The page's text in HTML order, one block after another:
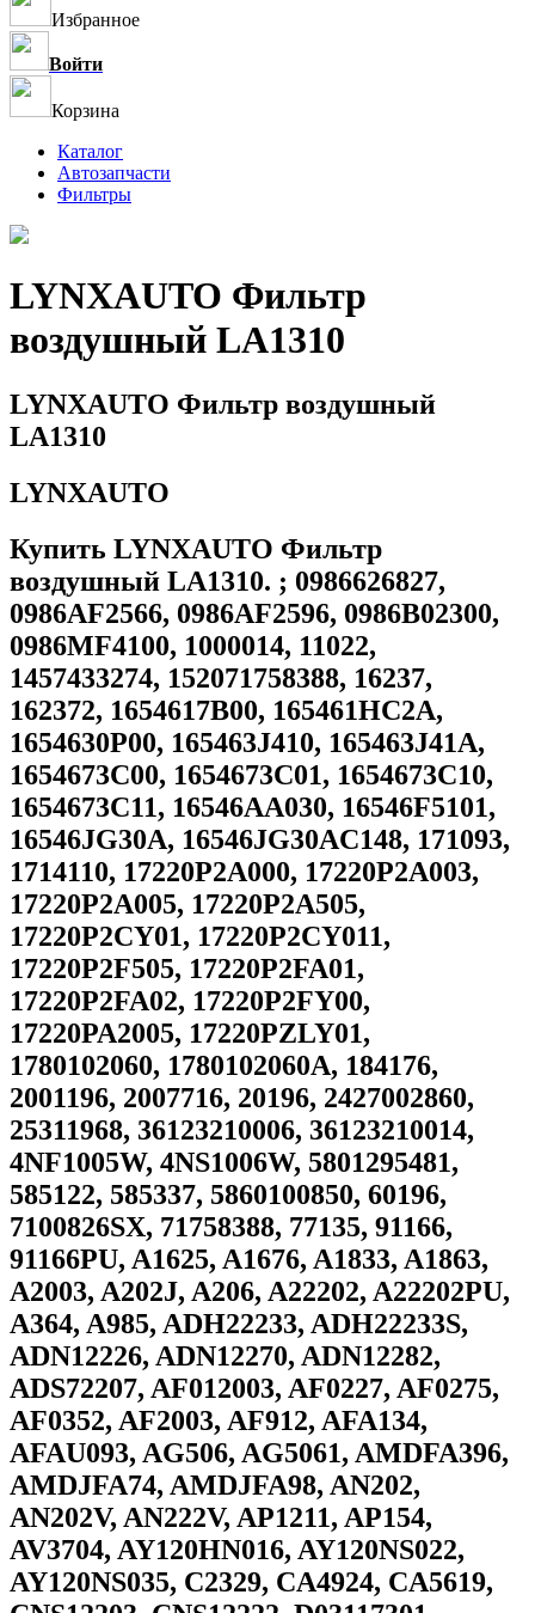
Избранное
Войти
Корзина
Каталог
Автозапчасти
Фильтры
LYNXAUTO Фильтр
воздушный LA1310
LYNXAUTO Фильтр воздушный
LA1310
LYNXAUTO
Купить LYNXAUTO Фильтр
воздушный LA1310. ; 0986626827,
0986AF2566, 0986AF2596, 0986B02300,
0986MF4100, 1000014, 11022,
1457433274, 152071758388, 16237,
162372, 1654617B00, 165461HC2A,
1654630P00, 165463J410, 165463J41A,
1654673C00, 1654673C01, 1654673C10,
1654673C11, 16546AA030, 16546F5101,
16546JG30A, 16546JG30AC148, 171093,
1714110, 17220P2A000, 17220P2A003,
17220P2A005, 17220P2A505,
17220P2CY01, 17220P2CY011,
17220P2F505, 17220P2FA01,
17220P2FA02, 17220P2FY00,
17220PA2005, 17220PZLY01,
1780102060, 1780102060A, 184176,
2001196, 2007716, 20196, 2427002860,
25311968, 36123210006, 36123210014,
4NF1005W, 4NS1006W, 5801295481,
585122, 585337, 5860100850, 60196,
7100826SX, 71758388, 77135, 91166,
91166PU, A1625, A1676, A1833, A1863,
A2003, A202J, A206, A22202, A22202PU,
A364, A985, ADH22233, ADH22233S,
ADN12226, ADN12270, ADN12282,
ADS72207, AF012003, AF0227, AF0275,
AF0352, AF2003, AF912, AFA134,
AFAU093, AG506, AG5061, AMDFA396,
AMDJFA74, AMDJFA98, AN202,
AN202V, AN222V, AP1211, AP154,
AV3704, AY120HN016, AY120NS022,
AY120NS035, C2329, CA4924, CA5619,